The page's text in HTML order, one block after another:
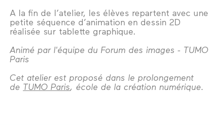
A la fin de l’atelier, les élèves repartent avec une
petite séquence d’animation en dessin 2D
réalisée sur tablette graphique.
Animé par l'équipe du Forum des images - TUMO
Paris
Cet atelier est proposé dans le prolongement
de TUMO Paris, école de la création numérique.